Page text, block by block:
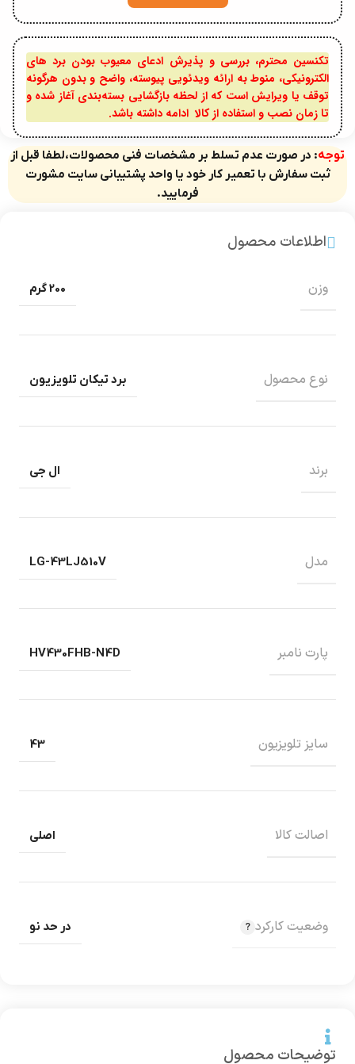
تکنسین محترم، بررسی و پذیرش ادعای معیوب بودن برد های
الکترونیکی، منوط به ارائه ویدئویی پیوسته، واضح و بدون هرگونه
توقف یا ویرایش است که از لحظه بازگشایی بسته‌بندی آغاز شده و
تا زمان نصب و استفاده از کالا ادامه داشته باشد.
توجه: در صورت عدم تسلط بر مشخصات فنی محصولات،لطفا قبل از
ثبت سفارش با تعمیر کار خود یا واحد پشتیبانی سایت مشورت
فرمایید.
توضیحات محصول
اطلاعات محصول
وزن 200 گرم
نوع محصول برد تیکان تلویزیون
برند ال جی
مدل LG-43LJ510V
پارت نامبر HV430FHB-N4D
سایز تلویزیون 43
اصالت کالا اصلی
وضعیت کارکرد در حد نو